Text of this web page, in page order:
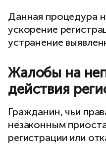
Данная процедура
ускорение
устранение
Жалобы на
действия
Гражданин, чьи
незаконным
регистрации или